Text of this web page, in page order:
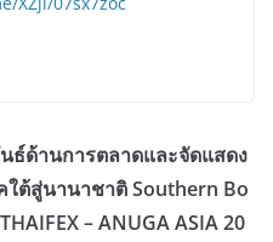
ธ์ด้านการตลาดและจัดแสดง
ต้สู่นานาชาติ Southern Bo
– ANUGA ASIA 20